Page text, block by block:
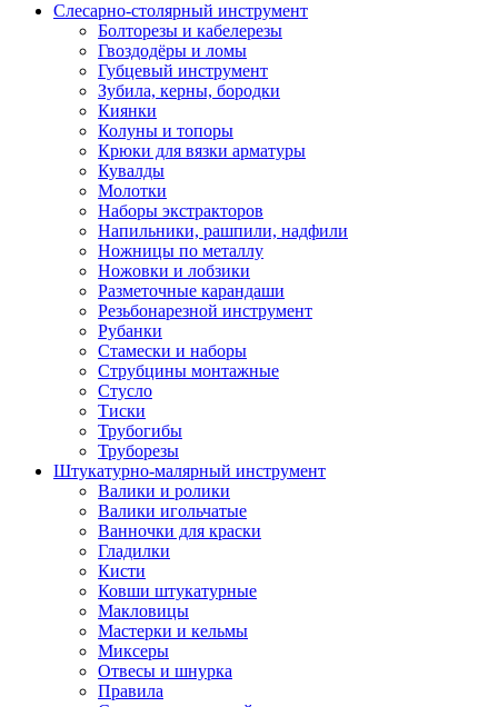
Слесарно-столярный инструмент
Болторезы и кабелерезы
Гвоздодёры и ломы
Губцевый инструмент
Зубила, керны, бородки
Киянки
Колуны и топоры
Крюки для вязки арматуры
Кувалды
Молотки
Наборы экстракторов
Напильники, рашпили, надфили
Ножницы по металлу
Ножовки и лобзики
Разметочные карандаши
Резьбонарезной инструмент
Рубанки
Стамески и наборы
Струбцины монтажные
Стусло
Тиски
Трубогибы
Труборезы
Штукатурно-малярный инструмент
Валики и ролики
Валики игольчатые
Ванночки для краски
Гладилки
Кисти
Ковши штукатурные
Макловицы
Мастерки и кельмы
Миксеры
Отвесы и шнурка
Правила